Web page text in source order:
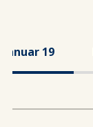
19